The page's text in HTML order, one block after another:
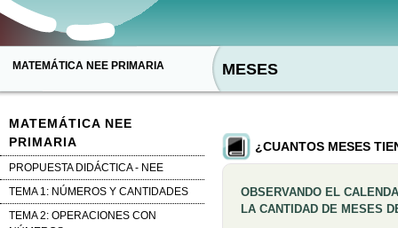
MATEMÁTICA NEE PRIMARIA
MATEMÁTICA NEE
PRIMARIA
PROPUESTA DIDÁCTICA - NEE
TEMA 1: NÚMEROS Y CANTIDADES
TEMA 2: OPERACIONES CON
MESES
¿CUANTOS MESES
OBSERVANDO EL
LA CANTIDAD DE MESES